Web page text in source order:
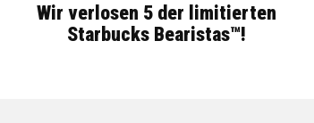
Wir verlosen 5 der limitierten
Starbucks Bearistas™!